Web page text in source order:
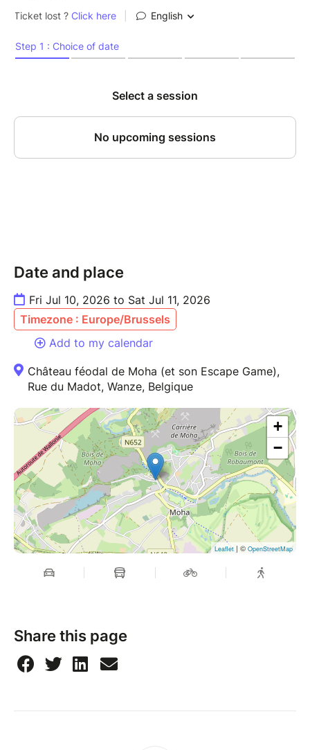
Date and place
Fri Jul 10, 2026 to Sat Jul 11, 2026
Timezone : Europe/Brussels
Add to my calendar
Château féodal de Moha (et son Escape Game),
Rue du Madot, Wanze, Belgique
+
−
Leaflet | © OpenStreetMap
Share this page